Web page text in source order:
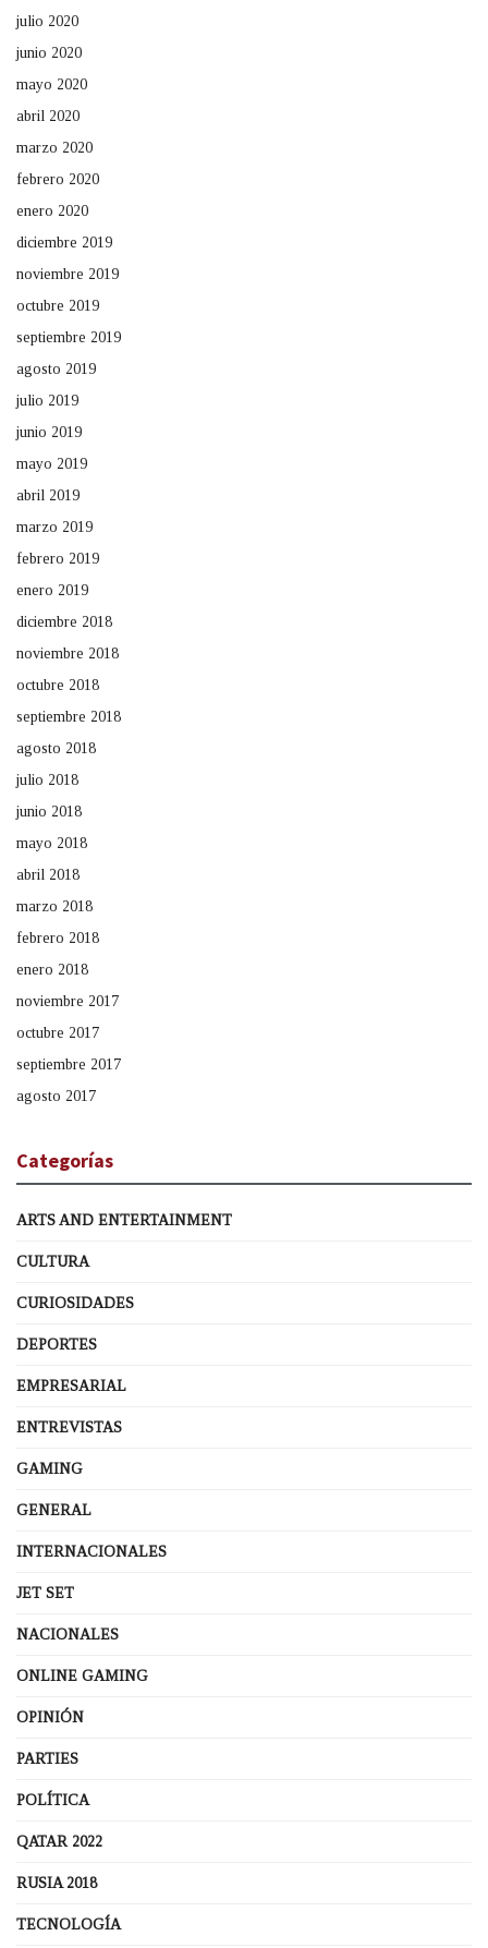
julio 2020
junio 2020
mayo 2020
abril 2020
marzo 2020
febrero 2020
enero 2020
diciembre 2019
noviembre 2019
octubre 2019
septiembre 2019
agosto 2019
julio 2019
junio 2019
mayo 2019
abril 2019
marzo 2019
febrero 2019
enero 2019
diciembre 2018
noviembre 2018
octubre 2018
septiembre 2018
agosto 2018
julio 2018
junio 2018
mayo 2018
abril 2018
marzo 2018
febrero 2018
enero 2018
noviembre 2017
octubre 2017
septiembre 2017
agosto 2017
Categorías
ARTS AND ENTERTAINMENT
CULTURA
CURIOSIDADES
DEPORTES
EMPRESARIAL
ENTREVISTAS
GAMING
GENERAL
INTERNACIONALES
JET SET
NACIONALES
ONLINE GAMING
OPINIÓN
PARTIES
POLÍTICA
QATAR 2022
RUSIA 2018
TECNOLOGÍA